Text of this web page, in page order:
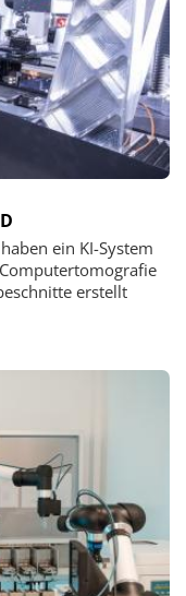
ein KI-System
erstellt